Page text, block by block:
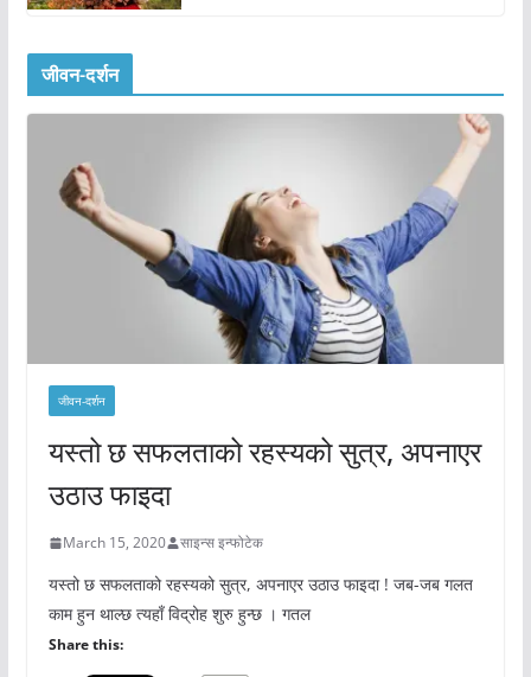
जीवन-दर्शन
जीवन-दर्शन
यस्तो छ सफलताको रहस्यको सुत्र, अपनाएर
उठाउ फाइदा
March 15, 2020 साइन्स इन्फोटेक
यस्तो छ सफलताको रहस्यको सुत्र, अपनाएर उठाउ फाइदा ! जब-जब गलत
काम हुन थाल्छ त्यहाँ विद्रोह शुरु हुन्छ । गतल
Share this: